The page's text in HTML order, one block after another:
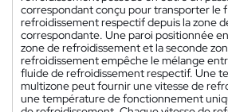
correspondant conçu pour transporter le
refroidissement respectif depuis la zone
correspondante. Une paroi positionnée
zone de refroidissement et la seconde
refroidissement empêche le mélange
fluide de refroidissement respectif. Une
multizone peut fournir une vitesse de
une température de fonctionnement